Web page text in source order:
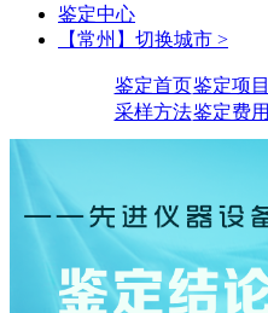
鉴定中心
【常州】切换城市 >
鉴定首页鉴定项目
采样方法鉴定费用